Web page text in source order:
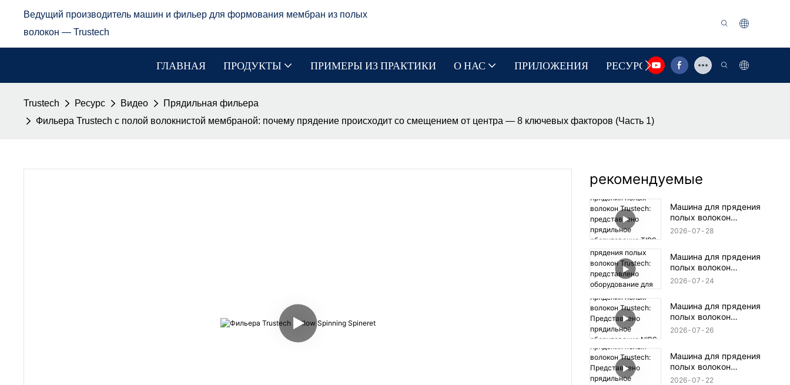
Ведущий производитель машин и фильер для формования мембран из полых
волокон — Trustech
ГЛАВНАЯ ПРОДУКТЫ ПРИМЕРЫ ИЗ ПРАКТИКИ О НАС ПРИЛОЖЕНИЯ РЕСУРС СВЯЗАТЬСЯ С НАМИ
Trustech Ресурс Видео
Прядильная фильера
Фильера Trustech с полой волокнистой мембраной: почему прядение происходит со смещением от центра — 8 ключевых факторов (Часть 1)
рекомендуемые
Машина для прядения
полых волокон
Trustech: представлено
2026 07 28
Машина для прядения
полых волокон
Trustech: представлено
2026 07 24
Машина для прядения
полых волокон
Trustech:
оборудование NIPS
(18)
2026 07 26
Машина для прядения
полых волокон
Trustech:
2026 07 22